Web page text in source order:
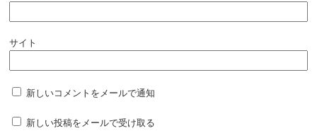
サイト
新しいコメントをメールで通知
新しい投稿をメールで受け取る